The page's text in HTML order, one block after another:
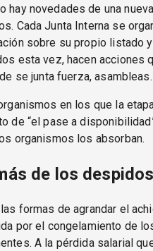
hay novedades de una
Cada Junta Interna se
sobre su propio listado
esta vez, hacen acciones
se junta fuerza, asambleas.
en los que la
de “el pase a
organismos los absorban.
de los
formas de agrandar el
por el congelamiento de
A la pérdida salarial